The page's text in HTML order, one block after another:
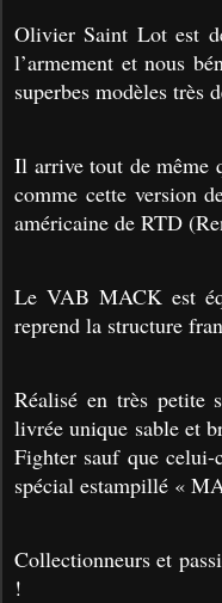
Olivier Saint Lot est
l’armement et nous
superbes modèles très
Il arrive tout de même
comme cette version
américaine de RTD
Le VAB MACK est
reprend la structure
Réalisé en très petite
livrée unique sable et
Fighter sauf que
spécial estampillé «
Collectionneurs et
!